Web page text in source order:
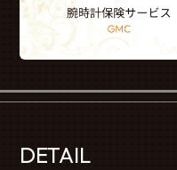
DETAIL